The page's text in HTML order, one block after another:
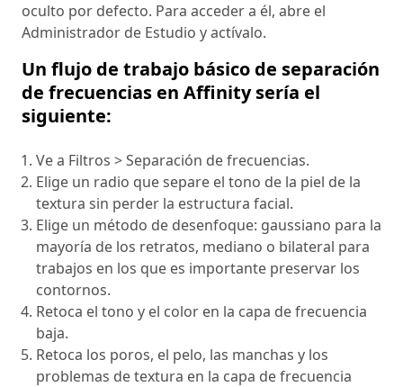
oculto por defecto. Para acceder a él, abre el
Administrador de Estudio y actívalo.
Un flujo de trabajo básico de separación
de frecuencias en Affinity sería el
siguiente:
Ve a Filtros > Separación de frecuencias.
Elige un radio que separe el tono de la piel de la
textura sin perder la estructura facial.
Elige un método de desenfoque: gaussiano para la
mayoría de los retratos, mediano o bilateral para
trabajos en los que es importante preservar los
contornos.
Retoca el tono y el color en la capa de frecuencia
baja.
Retoca los poros, el pelo, las manchas y los
problemas de textura en la capa de frecuencia